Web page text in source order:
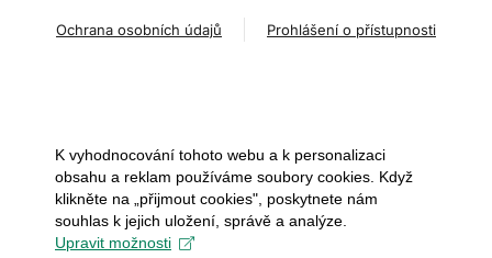
Ochrana osobních údajů Prohlášení o přístupnosti
K vyhodnocování tohoto webu a k personalizaci
obsahu a reklam používáme soubory cookies. Když
klikněte na „přijmout cookies", poskytnete nám
souhlas k jejich uložení, správě a analýze.
Upravit možnosti